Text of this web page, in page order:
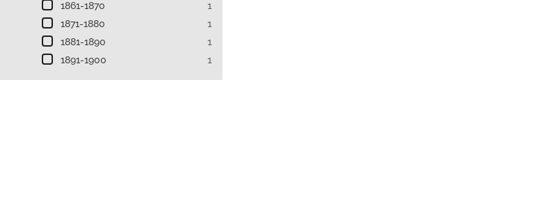
1861-1870
1
1871-1880
1
1881-1890
1
1891-1900
1